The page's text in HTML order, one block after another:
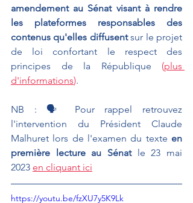
amendement au Sénat visant à rendre
les plateformes responsables des
contenus qu'elles diffusent sur le projet
de loi confortant le respect des
principes de la République (plus
d'informations).
NB : 🗣 Pour rappel retrouvez
l'intervention du Président Claude
Malhuret lors de l'examen du texte en
première lecture au Sénat le 23 mai
2023 en cliquant ici
https://youtu.be/fzXU7y5K9Lk